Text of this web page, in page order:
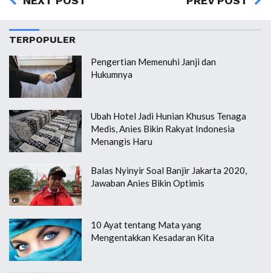
TERPOPULER
Pengertian Memenuhi Janji dan
Hukumnya
Ubah Hotel Jadi Hunian Khusus Tenaga
Medis, Anies Bikin Rakyat Indonesia
Menangis Haru
Balas Nyinyir Soal Banjir Jakarta 2020,
Jawaban Anies Bikin Optimis
10 Ayat tentang Mata yang
Mengentakkan Kesadaran Kita